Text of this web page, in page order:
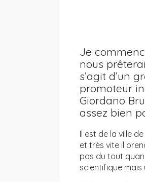
Je
nous
s’agit d’un
promoteur
Giordano
assez bien
Il est de la ville
et très vite il
pas du tout
scientifique